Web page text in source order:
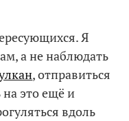
Я
а не наблюдать
, отправиться
на это ещё и
вдоль